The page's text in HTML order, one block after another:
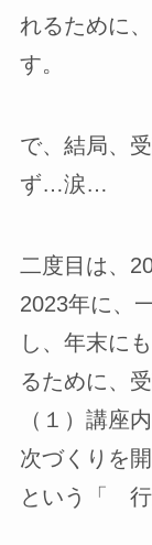
れるために
す。
で、結局、
ず…涙…
二度目は、
2023年に、
し、年末に
るために、
（１）講座
次づくりを
という「